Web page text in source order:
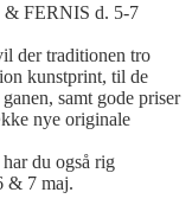
FERNIS d. 5-7
der traditionen tro
kunstprint, til de
samt gode priser
nye originale
du også rig
& 7 maj.